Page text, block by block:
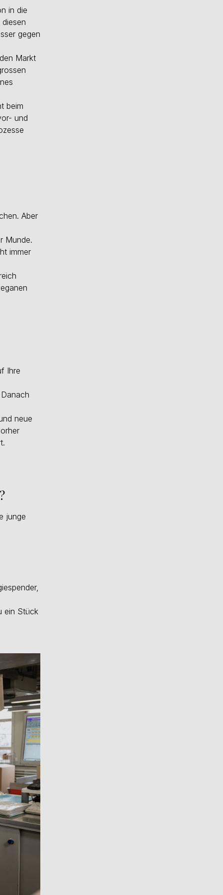
in die
gegen
Markt
beim
und
Aber
Munde.
immer
Ihre
neue
junge
ein Stück